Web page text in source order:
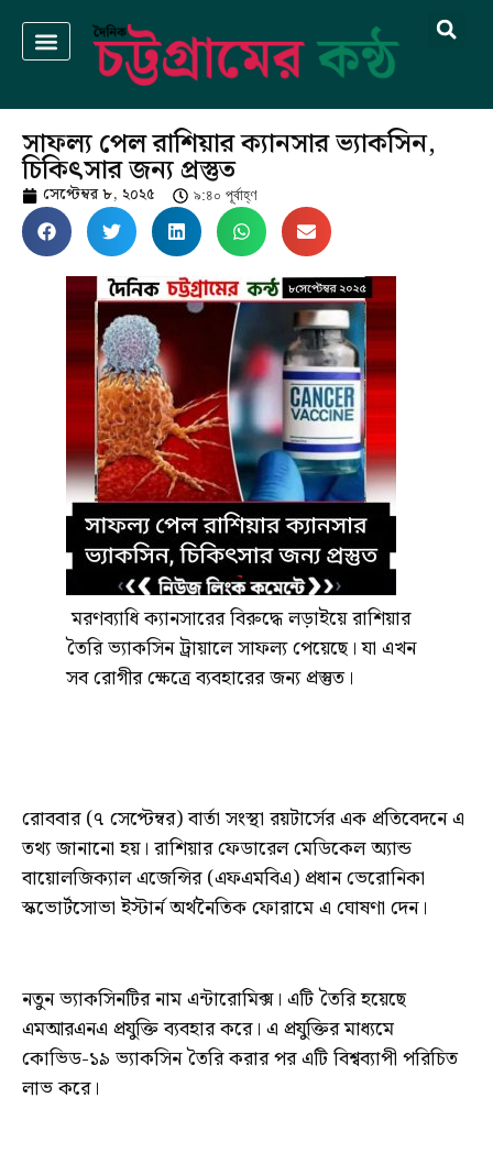
সাফল্য পেল রাশিয়ার ক্যানসার ভ্যাকসিন,
চিকিৎসার জন্য প্রস্তুত
সেপ্টেম্বর ৮, ২০২৫ ৯:৪০ পূর্বাহ্ণ
মরণব্যাধি ক্যানসারের বিরুদ্ধে লড়াইয়ে রাশিয়ার
তৈরি ভ্যাকসিন ট্রায়ালে সাফল্য পেয়েছে। যা এখন
সব রোগীর ক্ষেত্রে ব্যবহারের জন্য প্রস্তুত।
রোববার (৭ সেপ্টেম্বর) বার্তা সংস্থা রয়টার্সের এক প্রতিবেদনে এ
তথ্য জানানো হয়। রাশিয়ার ফেডারেল মেডিকেল অ্যান্ড
বায়োলজিক্যাল এজেন্সির (এফএমবিএ) প্রধান ভেরোনিকা
স্কভোর্টসোভা ইস্টার্ন অর্থনৈতিক ফোরামে এ ঘোষণা দেন।
নতুন ভ্যাকসিনটির নাম এন্টারোমিক্স। এটি তৈরি হয়েছে
এমআরএনএ প্রযুক্তি ব্যবহার করে। এ প্রযুক্তির মাধ্যমে
কোভিড-১৯ ভ্যাকসিন তৈরি করার পর এটি বিশ্বব্যাপী পরিচিত
লাভ করে।